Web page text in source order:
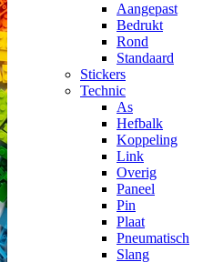
Aangepast
Bedrukt
Rond
Standaard
Stickers
Technic
As
Hefbalk
Koppeling
Link
Overig
Paneel
Pin
Plaat
Pneumatisch
Slang